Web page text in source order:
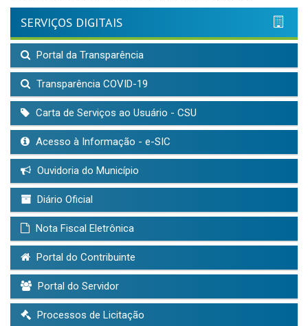
SERVIÇOS DIGITAIS
Portal da Transparência
Transparência COVID-19
Carta de Serviços ao Usuário - CSU
Acesso à Informação - e-SIC
Ouvidoria do Município
Diário Oficial
Nota Fiscal Eletrônica
Portal do Contribuinte
Portal do Servidor
Processos de Licitação